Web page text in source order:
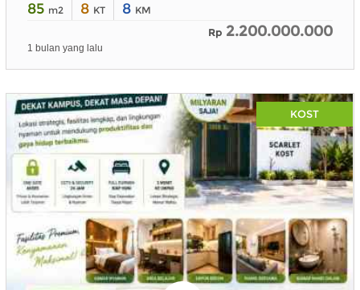
85 m2 8 KT 8 KM
Rp 2.200.000.000
1 bulan yang lalu
KOST